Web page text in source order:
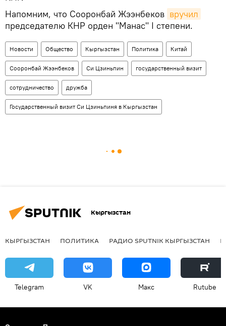
Напомним, что Сооронбай Жээнбеков вручил
председателю КНР орден "Манас" I степени.
Новости Общество Кыргызстан Политика Китай
Сооронбай Жээнбеков Си Цзиньпин государственный визит
сотрудничество дружба
Государственный визит Си Цзиньпиня в Кыргызстан
Кыргызстан
КЫРГЫЗСТАН ПОЛИТИКА РАДИО SPUTNIK КЫРГЫЗСТАН
Telegram VK Макс Rutube